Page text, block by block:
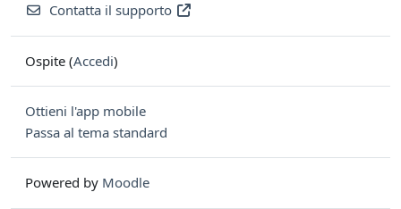
Contatta il supporto
Ospite (Accedi)
Ottieni l'app mobile
Passa al tema standard
Powered by Moodle